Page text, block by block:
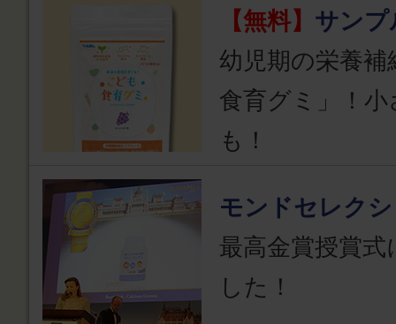
【無料】 サンプ
幼児期の栄養
食育グミ」！
も！
モンドセレク
最高金賞授賞
した！